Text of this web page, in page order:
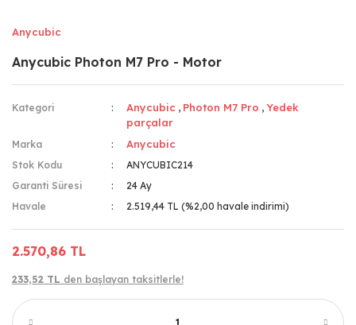
Anycubic
Anycubic Photon M7 Pro - Motor
Kategori Anycubic , Photon M7 Pro ,Yedek
parçalar
Marka Anycubic
Stok Kodu
ANYCUBIC214
Garanti Süresi
24 Ay
Havale
2.519,44 TL (%2,00 havale indirimi)
2.570,86 TL
233,52 TL den başlayan taksitlerle!